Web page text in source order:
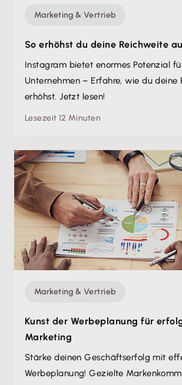
Marketing & Vertrieb
So erhöhst du deine Reichweite
Instagram bietet enormes Potenzial
Unternehmen – Erfahre, wie du deine
erhöhst. Jetzt lesen!
Lesezeit 12 Minuten
Marketing & Vertrieb
Kunst der Werbeplanung für
Marketing
Stärke deinen Geschäftserfolg mit
Werbeplanung! Gezielte